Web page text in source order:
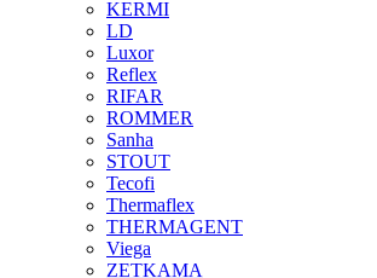
KERMI
LD
Luxor
Reflex
RIFAR
ROMMER
Sanha
STOUT
Tecofi
Thermaflex
THERMAGENT
Viega
ZETKAMA